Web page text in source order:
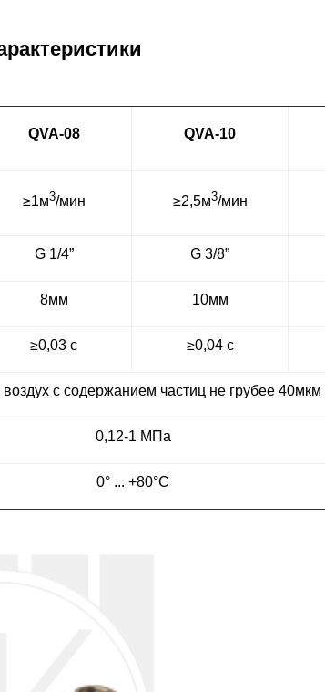
QVA-08 QVA-10
≥1м3/мин ≥2,5м3/мин
G 1/4” G 3/8”
8мм 10мм
≥0,03 с ≥0,04 с
с содержанием частиц не грубее 40мкм
0,12-1 МПа
0° ... +80°С